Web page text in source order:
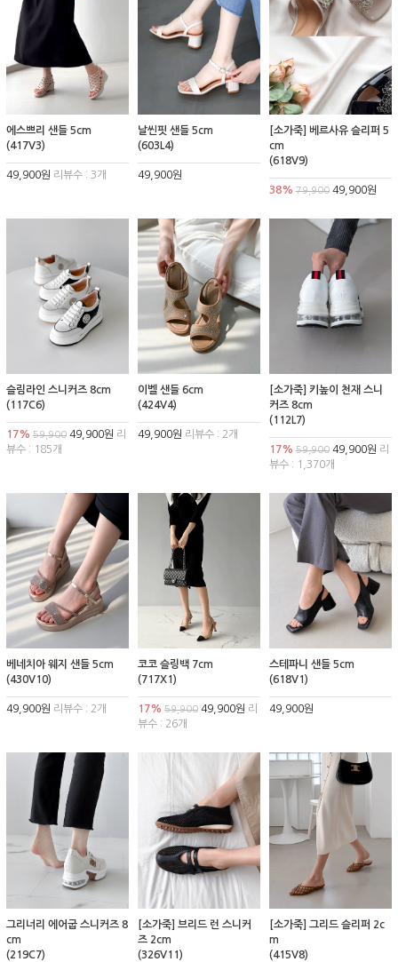
에스쁘리 샌들 5cm
(417V3)
49,900원 리뷰수 : 3개
날씬핏 샌들 5cm
(603L4)
49,900원
[소가죽] 베르사유 슬리퍼 5
cm
(618V9)
38% 79,90049,900원
슬림라인 스니커즈 8cm
(117C6)
17% 59,900 49,900원 리
뷰수 : 185개
이벨 샌들 6cm
(424V4)
49,900원 리뷰수 : 2개
[소가죽] 키높이 천재 스니
커즈 8cm
(112L7)
17% 59,90049,900원 리
뷰수 : 1,370개
베네치아 웨지 샌들 5cm
(430V10)
49,900원 리뷰수 : 2개
코코 슬링백 7cm
(717X1)
17% 59,90049,900원 리
뷰수 : 26개
스테파니 샌들 5cm
(618V1)
49,900원
그리너리 에어굽 스니커즈 8
cm
(219C7)
[소가죽] 브리드 런 스니커
즈 2cm
(326V11)
[소가죽] 그리드 슬리퍼 2c
m
(415V8)